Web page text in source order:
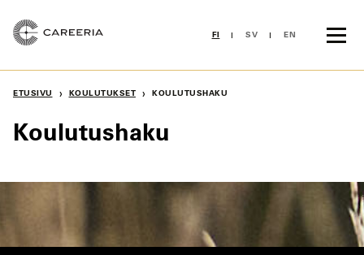
sisältöön
FI SV EN
ETUSIVU › KOULUTUKSET › KOULUTUSHAKU
Koulutushaku